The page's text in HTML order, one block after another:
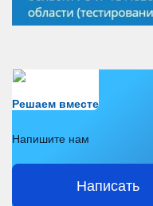
Решаем вместе
Напишите нам
Написать